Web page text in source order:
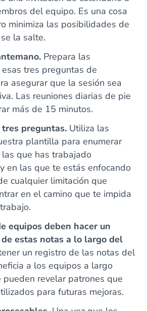
del equipo. Es una cosa
minimiza las posibilidades de
la salte.
Prepara las
tres preguntas de
asegurar que la sesión sea
Las reuniones diarias de pie
más de 15 minutos.
preguntas. Utiliza las
plantilla para enumerar
que has trabajado
en las que te estás enfocando
cualquier limitación que
en el camino que te impida
equipos deben hacer un
estas notas a lo largo del
un registro de las notas del
a los equipos a largo
pueden revelar patrones que
para futuras mejoras.